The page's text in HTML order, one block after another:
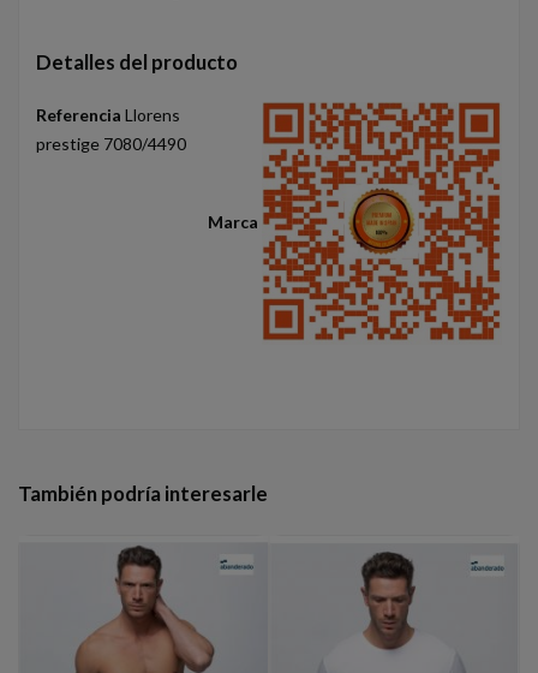
Detalles del producto
Marca
Referencia Llorens
prestige 7080/4490
También podría interesarle